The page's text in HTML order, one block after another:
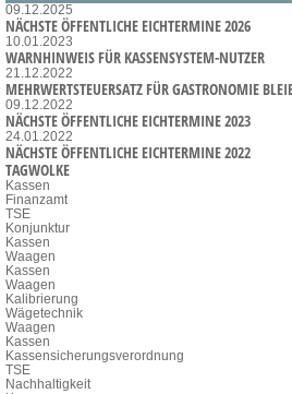
09.12.2025
NÄCHSTE ÖFFENTLICHE EICHTERMINE 2026
10.01.2023
WARNHINWEIS FÜR KASSENSYSTEM-NUTZER
21.12.2022
MEHRWERTSTEUERSATZ FÜR GASTRONOMIE
09.12.2022
NÄCHSTE ÖFFENTLICHE EICHTERMINE 2023
24.01.2022
NÄCHSTE ÖFFENTLICHE EICHTERMINE 2022
TAGWOLKE
Kassen
Finanzamt
TSE
Konjunktur
Kassen
Waagen
Kassen
Waagen
Kalibrierung
Wägetechnik
Waagen
Kassen
Kassensicherungsverordnung
TSE
Nachhaltigkeit